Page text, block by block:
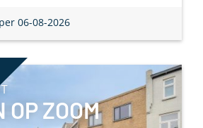
06-08-2026
OP ZOOM